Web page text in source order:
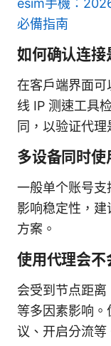
必備指南
如何确认连接
在客户端界面
线 IP 测速工具
同，以验证代理
多设备同时使
一般单个账号
影响稳定性，
方案。
使用代理会不
会受到节点距
等多因素影响
议、开启分流等